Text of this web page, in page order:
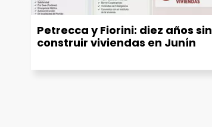
Petrecca y Fiorini: diez años sin
construir viviendas en Junín